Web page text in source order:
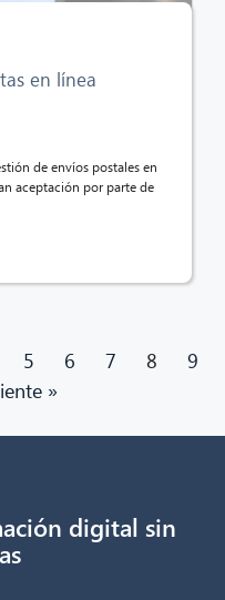
en línea
de envíos postales en
aceptación por parte de
5 6 7 8
9
»
digital sin